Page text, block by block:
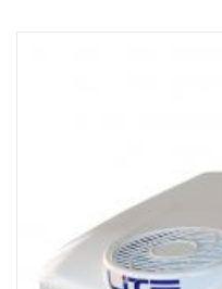
prosím stáhněte ze stránek